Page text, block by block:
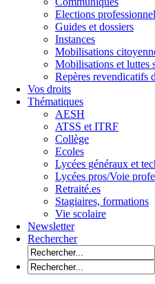
Elections
Guides et dossiers
Instances
Mobilisations
Mobilisations et luttes
Repères revendicatifs
Vos droits
Thématiques
AESH
ATSS et ITRF
Collège
Ecoles
Lycées généraux et
Lycées pros/Voie
Retraité.es
Stagiaires, formations
Vie scolaire
Newsletter
Rechercher